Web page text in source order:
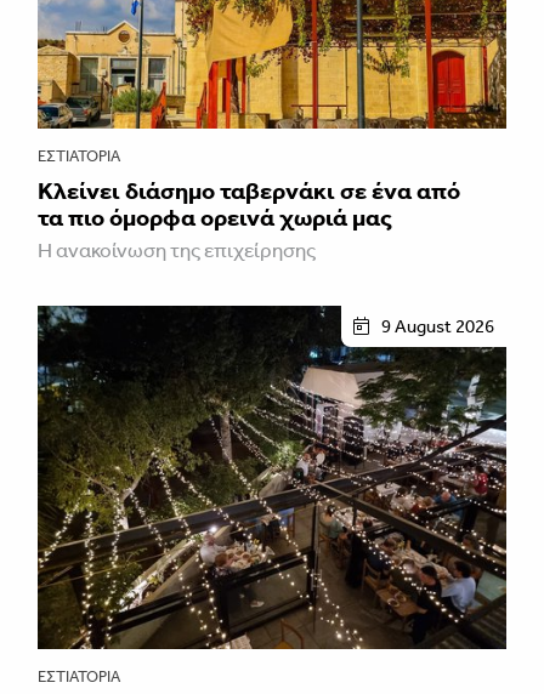
ΕΣΤΙΑΤΌΡΙΑ
Κλείνει διάσημο ταβερνάκι σε ένα από
τα πιο όμορφα ορεινά χωριά μας
Η ανακοίνωση της επιχείρησης
9 August 2026
ΕΣΤΙΑΤΌΡΙΑ